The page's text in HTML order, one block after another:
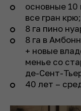
основные
все гран крю;
8 га пино
8 га в
+ новые
менье со
де-Сент-
40 лет –